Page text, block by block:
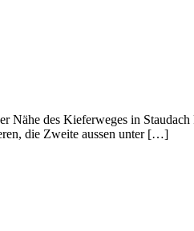
des Kieferweges in
die Zweite aussen unter […]